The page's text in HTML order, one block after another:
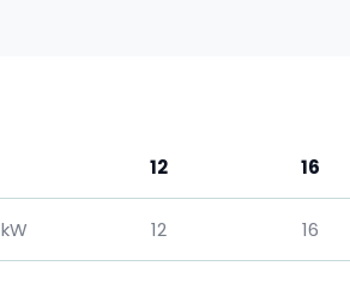
12 16
kW 12 16